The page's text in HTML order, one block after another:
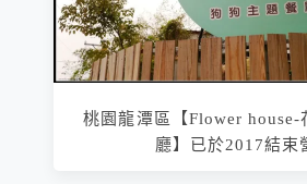
桃園龍潭區【Flower house-
廳】已於2017結束